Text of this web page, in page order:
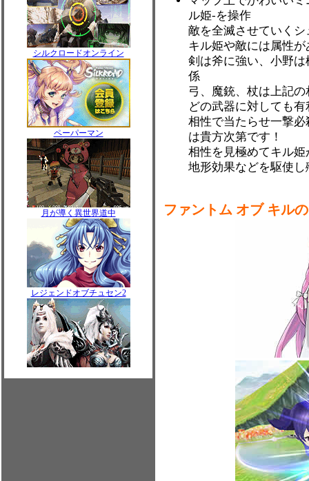
シルクロードオンライン
ペーパーマン
月が導く異世界道中
レジェンドオブチュセン2
ル姫-を操作
敵を全滅させていく
キル姫や敵には属性が
剣は斧に強い、小野
係
弓、魔銃、杖は上記
どの武器に対しても
相性で当たらせ一撃
は貴方次第です！
相性を見極めてキル
地形効果などを駆使
ファントム オブ キル